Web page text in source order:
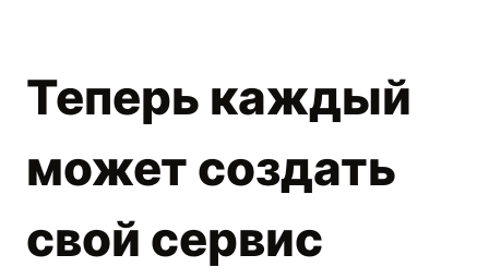
Теперь каждый
может создать
свой сервис